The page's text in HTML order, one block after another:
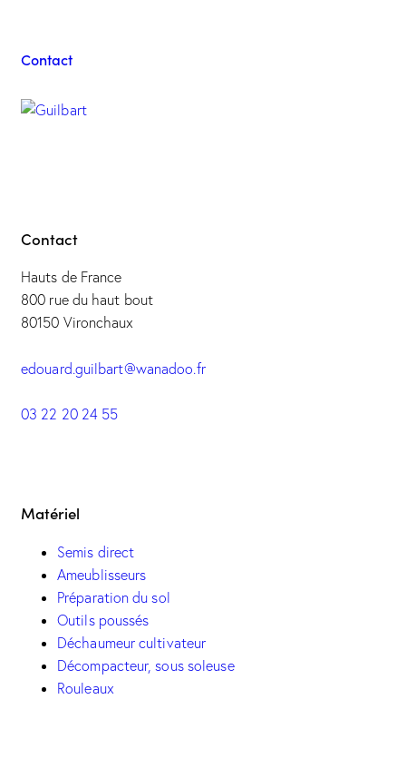
Contact
Contact
Hauts de France
800 rue du haut bout
80150 Vironchaux
edouard.guilbart@wanadoo.fr
03 22 20 24 55
Matériel
Semis direct
Ameublisseurs
Préparation du sol
Outils poussés
Déchaumeur cultivateur
Décompacteur, sous soleuse
Rouleaux